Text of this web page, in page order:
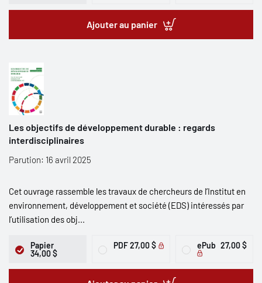
Ajouter au panier
Les objectifs de développement durable : regards
interdisciplinaires
Parution: 16 avril 2025
Cet ouvrage rassemble les travaux de chercheurs de l’Institut en
environnement, développement et société (EDS) intéressés par
l’utilisation des obj...
Papier
34,00 $
PDF 27,00 $ ePub 27,00 $